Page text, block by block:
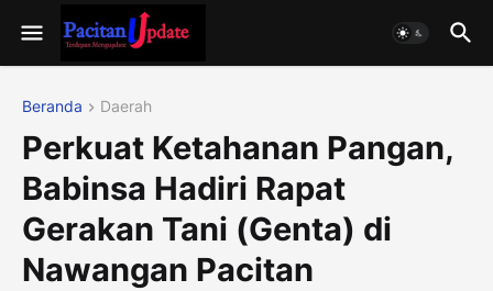
Beranda Daerah
Perkuat Ketahanan Pangan,
Babinsa Hadiri Rapat
Gerakan Tani (Genta) di
Nawangan Pacitan